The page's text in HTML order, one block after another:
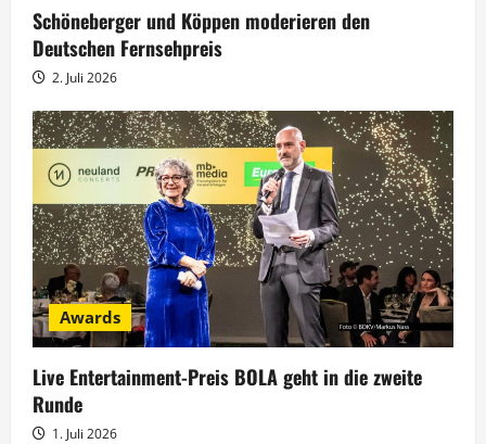
Schöneberger und Köppen moderieren den
Deutschen Fernsehpreis
2. Juli 2026
Awards
Live Entertainment-Preis BOLA geht in die zweite
Runde
1. Juli 2026